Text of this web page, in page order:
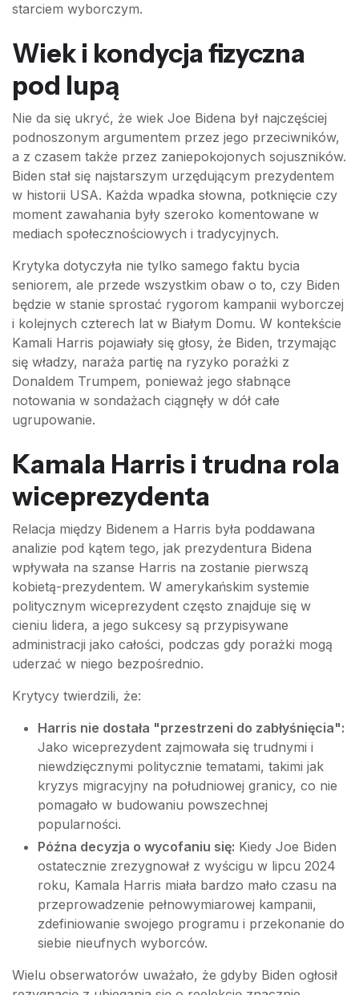
starciem wyborczym.
Wiek i kondycja fizyczna
pod lupą
Nie da się ukryć, że wiek Joe Bidena był najczęściej
podnoszonym argumentem przez jego przeciwników,
a z czasem także przez zaniepokojonych sojuszników.
Biden stał się najstarszym urzędującym prezydentem
w historii USA. Każda wpadka słowna, potknięcie czy
moment zawahania były szeroko komentowane w
mediach społecznościowych i tradycyjnych.
Krytyka dotyczyła nie tylko samego faktu bycia
seniorem, ale przede wszystkim obaw o to, czy Biden
będzie w stanie sprostać rygorom kampanii wyborczej
i kolejnych czterech lat w Białym Domu. W kontekście
Kamali Harris pojawiały się głosy, że Biden, trzymając
się władzy, naraża partię na ryzyko porażki z
Donaldem Trumpem, ponieważ jego słabnące
notowania w sondażach ciągnęły w dół całe
ugrupowanie.
Kamala Harris i trudna rola
wiceprezydenta
Relacja między Bidenem a Harris była poddawana
analizie pod kątem tego, jak prezydentura Bidena
wpływała na szanse Harris na zostanie pierwszą
kobietą-prezydentem. W amerykańskim systemie
politycznym wiceprezydent często znajduje się w
cieniu lidera, a jego sukcesy są przypisywane
administracji jako całości, podczas gdy porażki mogą
uderzać w niego bezpośrednio.
Krytycy twierdzili, że:
Harris nie dostała "przestrzeni do zabłyśnięcia":
Jako wiceprezydent zajmowała się trudnymi i
niewdzięcznymi politycznie tematami, takimi jak
kryzys migracyjny na południowej granicy, co nie
pomagało w budowaniu powszechnej
popularności.
Późna decyzja o wycofaniu się: Kiedy Joe Biden
ostatecznie zrezygnował z wyścigu w lipcu 2024
roku, Kamala Harris miała bardzo mało czasu na
przeprowadzenie pełnowymiarowej kampanii,
zdefiniowanie swojego programu i przekonanie do
siebie nieufnych wyborców.
Wielu obserwatorów uważało, że gdyby Biden ogłosił